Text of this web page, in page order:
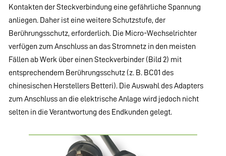
Kontakten der Steckverbindung eine gefährliche Spannung
anliegen. Daher ist eine weitere Schutzstufe, der
Berührungsschutz, erforderlich. Die Micro-Wechselrichter
verfügen zum Anschluss an das Stromnetz in den meisten
Fällen ab Werk über einen Steckverbinder (Bild 2) mit
entsprechendem Berührungsschutz (z. B. BC01 des
chinesischen Herstellers Betteri). Die Auswahl des Adapters
zum Anschluss an die elektrische Anlage wird jedoch nicht
selten in die Verantwortung des Endkunden gelegt.